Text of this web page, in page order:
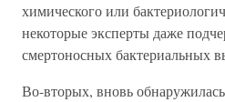
химического или
некоторые эксперты даже
смертоносных бактериальных
Во-вторых, вновь